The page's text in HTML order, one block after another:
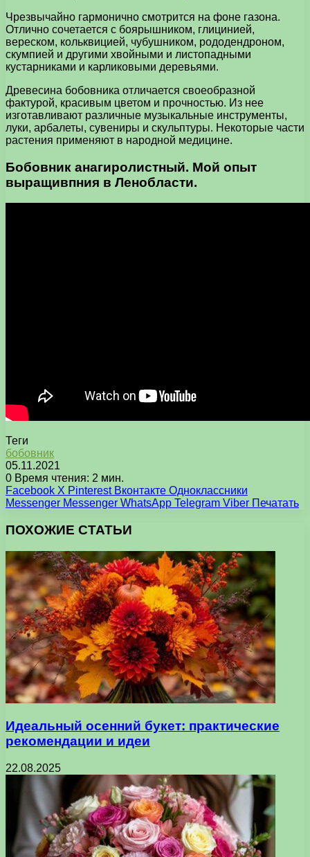
Чрезвычайно гармонично смотрится на фоне газона.
Отлично сочетается с боярышником, глицинией,
вереском, кольквицией, чубушником, рододендроном,
скумпией и другими хвойными и листопадными
кустарниками и карликовыми деревьями.
Древесина бобовника отличается своеобразной
фактурой, красивым цветом и прочностью. Из нее
изготавливают различные музыкальные инструменты,
луки, арбалеты, сувениры и скульптуры. Некоторые части
растения применяют в народной медицине.
Бобовник анагиролистный. Мой опыт
выращивпния в Ленобласти.
Теги
бобовник
05.11.2021
0 Время чтения: 2 мин.
Facebook X Pinterest Вконтакте Одноклассники
Messenger Messenger WhatsApp Telegram Viber Печатать
ПОХОЖИЕ СТАТЬИ
Идеальный осенний букет: практические
рекомендации и идеи
22.08.2025